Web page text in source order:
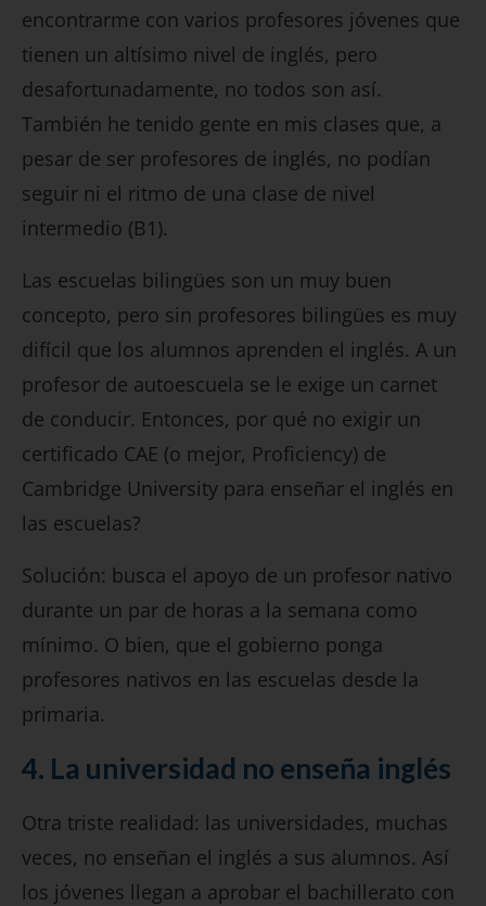
encontrarme con varios profesores jóvenes que
tienen un altísimo nivel de inglés, pero
desafortunadamente, no todos son así.
También he tenido gente en mis clases que, a
pesar de ser profesores de inglés, no podían
seguir ni el ritmo de una clase de nivel
intermedio (B1).
Las escuelas bilingües son un muy buen
concepto, pero sin profesores bilingües es muy
difícil que los alumnos aprenden el inglés. A un
profesor de autoescuela se le exige un carnet
de conducir. Entonces, por qué no exigir un
certificado CAE (o mejor, Proficiency) de
Cambridge University para enseñar el inglés en
las escuelas?
Solución: busca el apoyo de un profesor nativo
durante un par de horas a la semana como
mínimo. O bien, que el gobierno ponga
profesores nativos en las escuelas desde la
primaria.
4. La universidad no enseña inglés
Otra triste realidad: las universidades, muchas
veces, no enseñan el inglés a sus alumnos. Así
los jóvenes llegan a aprobar el bachillerato con